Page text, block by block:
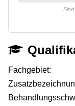
Fachgebiet: